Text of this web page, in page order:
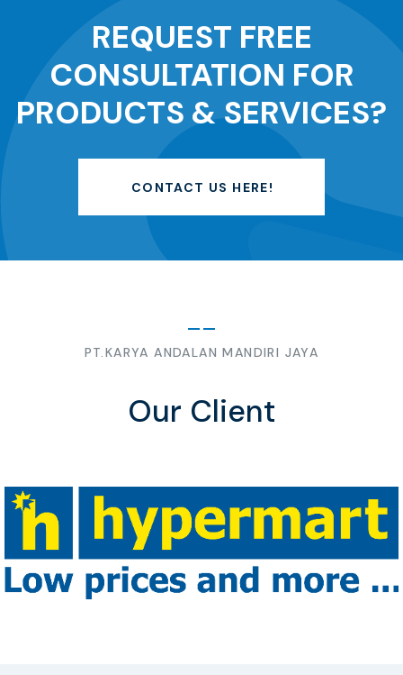
REQUEST FREE
CONSULTATION FOR
PRODUCTS & SERVICES?
CONTACT US HERE!
PT.KARYA ANDALAN MANDIRI JAYA
Our Client